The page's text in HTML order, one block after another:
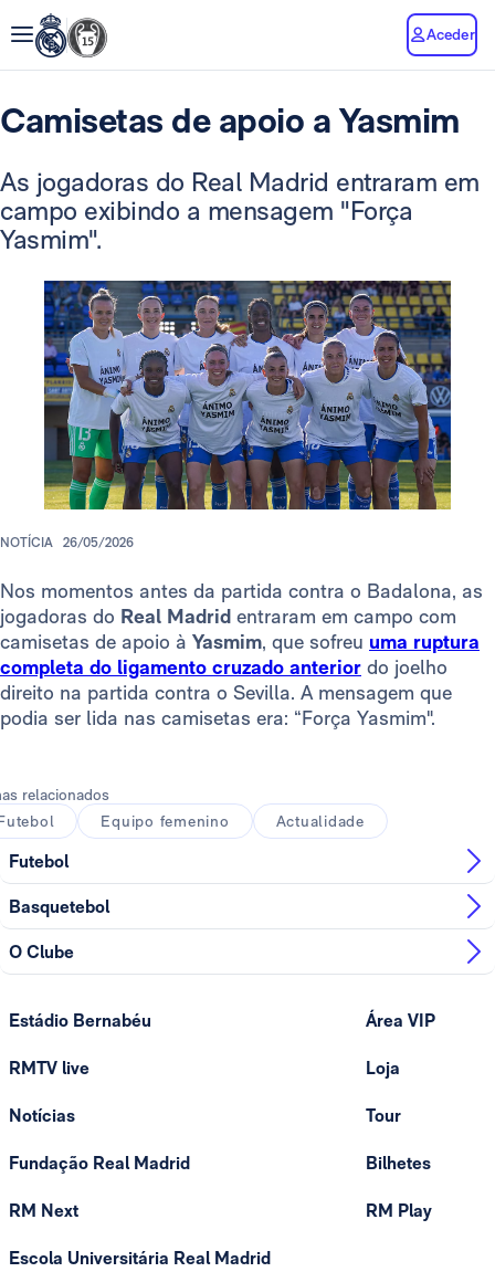
Aceder
Camisetas de apoio a Yasmim
As jogadoras do Real Madrid entraram em
campo exibindo a mensagem "Força
Yasmim".
NOTÍCIA 26/05/2026
Nos momentos antes da partida contra o Badalona, as
jogadoras do Real Madrid entraram em campo com
camisetas de apoio à Yasmim, que sofreu uma ruptura
completa do ligamento cruzado anterior do joelho
direito na partida contra o Sevilla. A mensagem que
podia ser lida nas camisetas era: “Força Yasmim".
relacionados
Equipo femenino Actualidade
Futebol
Basquetebol
O Clube
Estádio Bernabéu
RMTV live
Notícias
Fundação Real Madrid
RM Next
Escola Universitária Real Madrid
Área VIP
Loja
Tour
Bilhetes
RM Play